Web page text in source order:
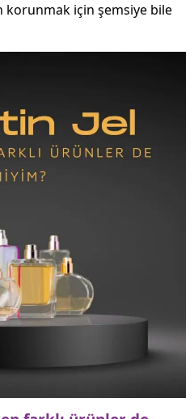
korunmak için şemsiye bile